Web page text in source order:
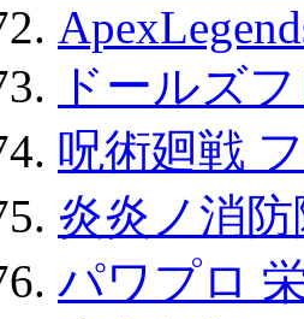
ドールズ
呪術廻戦
炎炎ノ消
パワプロ